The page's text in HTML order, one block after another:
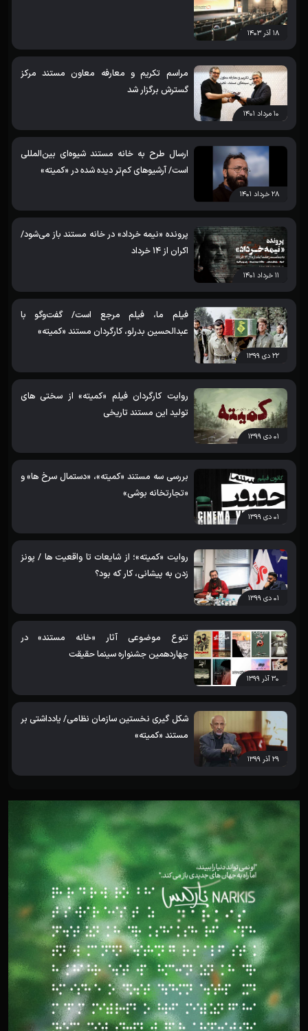
۱۸ آذر ۱۴۰۳
۱۰ مرداد ۱۴۰۱
مراسم تکریم و معارفه معاون مستند مرکز
گسترش برگزار شد
۲۸ خرداد ۱۴۰۱
ارسال طرح به خانه مستند شیوه‌ای بین‌المللی
است/ آرشیوهای کم‌تر دیده شده در «کمیته»
۱۱ خرداد ۱۴۰۱
پرونده «نیمه خرداد» در خانه مستند باز می‌شود/
اکران از 14 خرداد
۲۲ دی ۱۳۹۹
فیلم ما، فیلم مرجع است/ گفت‌وگو با
عبدالحسین بدرلو، کارگردان مستند «کمیته»
۰۱ دی ۱۳۹۹
روایت کارگردان فیلم «کمیته» از سختی‌ های
تولید این مستند تاریخی
۰۱ دی ۱۳۹۹
بررسی سه مستند «کمیته»، «دستمال سرخ ها» و
«تجارتخانه بوشی»
۰۱ دی ۱۳۹۹
روایت «کمیته»؛ از شایعات تا واقعیت ها / پونز
زدن به پیشانی، کار که بود؟
۳۰ آذر ۱۳۹۹
تنوع موضوعی آثار «خانه مستند» در
چهاردهمین جشنواره سینما حقیقت
۲۹ آذر ۱۳۹۹
شکل گیری نخستین سازمان نظامی/ یادداشتی بر
مستند «کمیته»